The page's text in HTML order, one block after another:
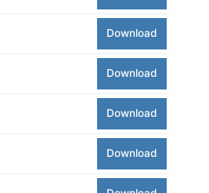
Download
Download
Download
Download